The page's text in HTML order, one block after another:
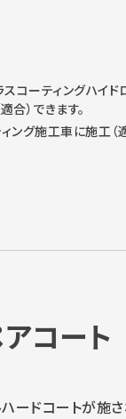
コーティングハイド
合）できます。
グ施工車に施工（適
コート
ードコートが施さ